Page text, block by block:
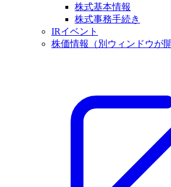
株式基本情報
株式事務手続き
IRイベント
株価情報
（別ウィンドウが